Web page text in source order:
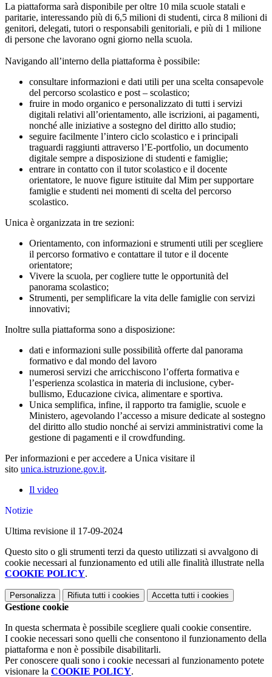
La piattaforma sarà disponibile per oltre 10 mila scuole statali e
paritarie, interessando più di 6,5 milioni di studenti, circa 8 milioni di
genitori, delegati, tutori o responsabili genitoriali, e più di 1 milione
di persone che lavorano ogni giorno nella scuola.
Navigando all’interno della piattaforma è possibile:
consultare informazioni e dati utili per una scelta consapevole
del percorso scolastico e post – scolastico;
fruire in modo organico e personalizzato di tutti i servizi
digitali relativi all’orientamento, alle iscrizioni, ai pagamenti,
nonché alle iniziative a sostegno del diritto allo studio;
seguire facilmente l’intero ciclo scolastico e i principali
traguardi raggiunti attraverso l’E-portfolio, un documento
digitale sempre a disposizione di studenti e famiglie;
entrare in contatto con il tutor scolastico e il docente
orientatore, le nuove figure istituite dal Mim per supportare
famiglie e studenti nei momenti di scelta del percorso
scolastico.
Unica è organizzata in tre sezioni:
Orientamento, con informazioni e strumenti utili per scegliere
il percorso formativo e contattare il tutor e il docente
orientatore;
Vivere la scuola, per cogliere tutte le opportunità del
panorama scolastico;
Strumenti, per semplificare la vita delle famiglie con servizi
innovativi;
Inoltre sulla piattaforma sono a disposizione:
dati e informazioni sulle possibilità offerte dal panorama
formativo e dal mondo del lavoro
numerosi servizi che arricchiscono l’offerta formativa e
l’esperienza scolastica in materia di inclusione, cyber-
bullismo, Educazione civica, alimentare e sportiva.
Unica semplifica, infine, il rapporto tra famiglie, scuole e
Ministero, agevolando l’accesso a misure dedicate al sostegno
del diritto allo studio nonché ai servizi amministrativi come la
gestione di pagamenti e il crowdfunding.
Per informazioni e per accedere a Unica visitare il
sito unica.istruzione.gov.it.
Il video
Notizie
Ultima revisione il 17-09-2024
Questo sito o gli strumenti terzi da questo utilizzati si avvalgono di
cookie necessari al funzionamento ed utili alle finalità illustrate nella
COOKIE POLICY.
Personalizza Rifiuta tutti i cookies Accetta tutti i cookies
Gestione cookie
In questa schermata è possibile scegliere quali cookie consentire.
I cookie necessari sono quelli che consentono il funzionamento della
piattaforma e non è possibile disabilitarli.
Per conoscere quali sono i cookie necessari al funzionamento potete
visionare la COOKIE POLICY.